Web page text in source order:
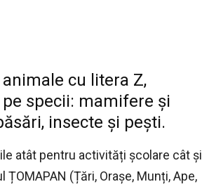
cu litera Z,
specii: mamifere și
insecte și pești.
atât pentru activități școlare cât și
ȚOMAPAN (Țări, Orașe, Munți, Ape,